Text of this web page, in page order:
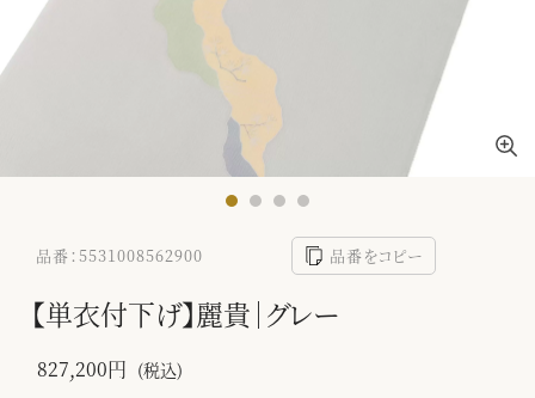
品番：5531008562900 品番をコピー
【単衣付下げ】麗貴｜グレー
827,200円 (税込)